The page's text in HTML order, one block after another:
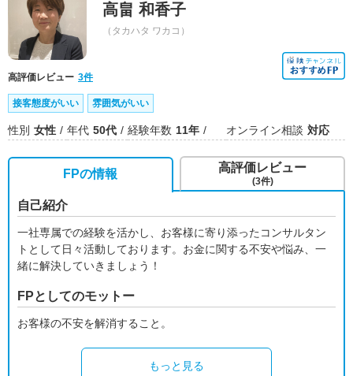
高畠 和香子
（タカハタ ワカコ）
高評価レビュー 3件
接客態度がいい 雰囲気がいい
性別 女性 年代 50代 経験年数 11年 オンライン相談 対応
FPの情報
自己紹介
一社専属での経験を活かし、お客様に寄り添ったコンサルタン
トとして日々活動しております。お金に関する不安や悩み、一
緒に解決していきましょう！
FPとしてのモットー
お客様の不安を解消すること。
もっと見る
高評価レビュー
(3件)